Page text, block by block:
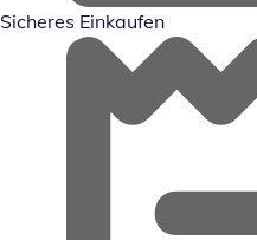
Sicheres Einkaufen